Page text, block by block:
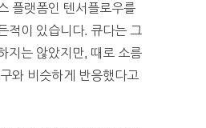
플랫폼인 텐서플로우를
적이 있습니다. 큐다는 그
지는 않았지만, 때로 소름
와 비슷하게 반응했다고